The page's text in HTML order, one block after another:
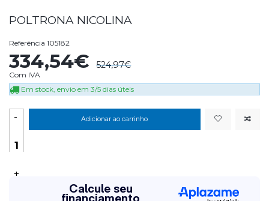
POLTRONA NICOLINA
Referência 105182
334,54€ 524,97€
Com IVA
Em stock, envio em 3/5 dias úteis
-
+
Adicionar ao carrinho